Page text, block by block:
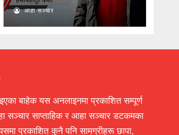
आहा सञ्चार
बाहेक यस अनलाइनमा प्रकाशित सम्पूर्ण
सञ्चार साप्ताहिक र आहा सञ्चार डटकमका
प्रकाशित कुनै पनि सामग्रीहरू छापा,